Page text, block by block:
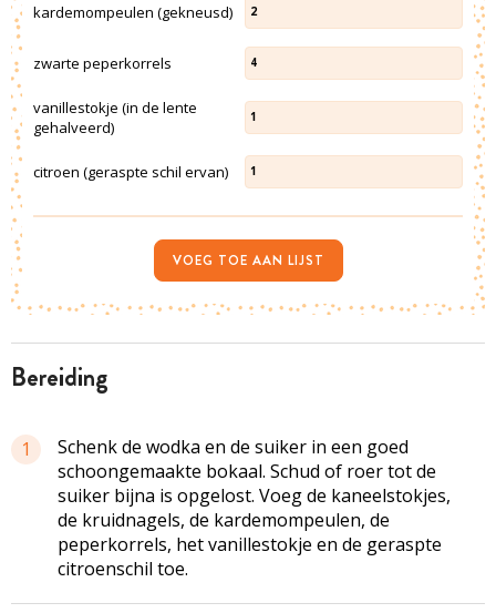
bereiding
1
Schenk de wodka en de suiker in een goed
schoongemaakte bokaal. Schud of roer tot de
suiker bijna is opgelost. Voeg de kaneelstokjes,
de kruidnagels, de kardemompeulen, de
peperkorrels, het vanillestokje en de geraspte
citroenschil toe.
kardemompeulen (gekneusd) 2
zwarte peperkorrels 4
vanillestokje (in de lente
gehalveerd)
1
citroen (geraspte schil ervan) 1
VOEG TOE AAN LIJST